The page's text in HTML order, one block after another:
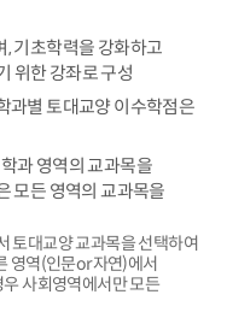
기초학력을 강화하고
위한 강좌로 구성
과별 토대교양 이수학점은
과 영역의 교과목을
모든 영역의 교과목을
토대교양 교과목을 선택하여
영역(인문or자연)에서
사회영역에서만 모든